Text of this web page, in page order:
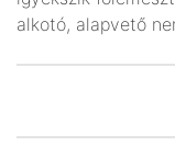
alkotó, alapvető